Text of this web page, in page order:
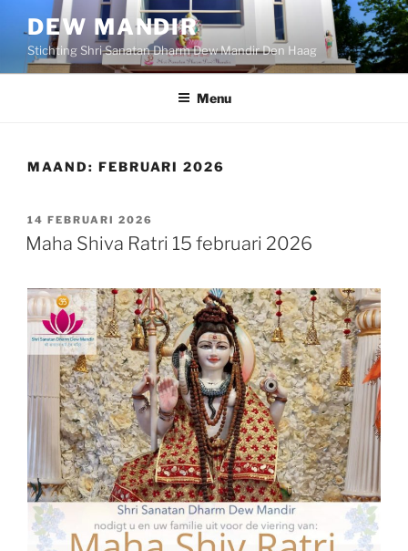
naar
inhoud
DEW MANDIR
Stichting Shri Sanatan Dharm Dew Mandir Den Haag
Menu
MAAND: FEBRUARI 2026
GEPLAATST
OP
14 FEBRUARI 2026
Maha Shiva Ratri 15 februari 2026